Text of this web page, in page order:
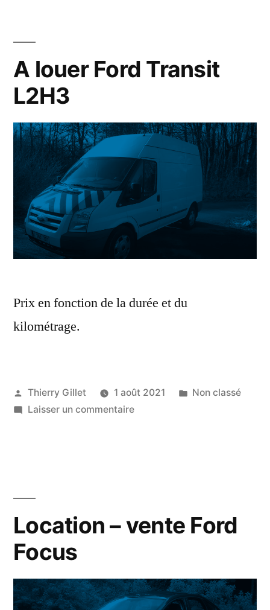
A louer Ford Transit
L2H3
Prix en fonction de la durée et du
kilométrage.
Thierry Gillet 1 août 2021
Non classé
Laisser un commentaire
Location – vente Ford
Focus